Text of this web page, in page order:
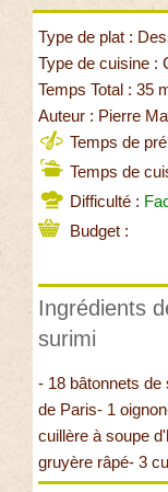
Type de plat :
Type de cuisine :
Temps Total : 35
Auteur : Pierre
Temps de
Temps de
Difficulté :
Budget :
Ingrédients
surimi
- 18 bâtonnets de
de Paris- 1
cuillère à soupe
gruyère râpé- 3